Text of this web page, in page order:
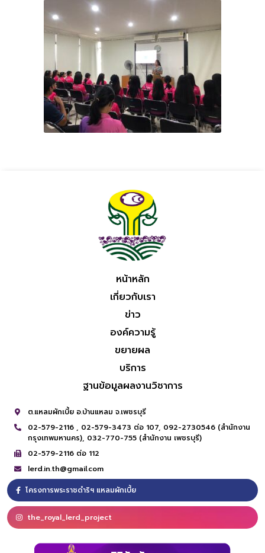
หน้าหลัก
เกี่ยวกับเรา
ข่าว
องค์ความรู้
ขยายผล
บริการ
ฐานข้อมูลผลงานวิชาการ
ต.แหลมผักเบี้ย อ.บ้านแหลม จ.เพชรบุรี
02-579-2116 , 02-579-3473 ต่อ 107, 092-2730546 (สำนักงาน
กรุงเทพมหานคร), 032-770-755 (สำนักงาน เพชรบุรี)
02-579-2116 ต่อ 112
lerd.in.th@gmail.com
โครงการพระราชดำริฯ แหลมผักเบี้ย
the_royal_lerd_project